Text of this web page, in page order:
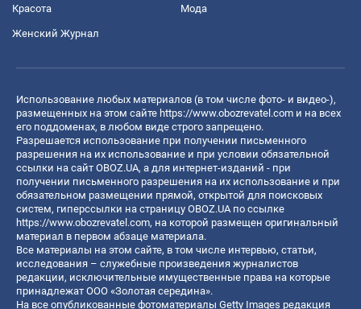
Красота Мода
Женский Журнал
Использование любых материалов (в том числе фото- и видео-),
размещенных на этом сайте https://www.obozrevatel.com и на всех
его поддоменах, в любом виде строго запрещено.
Разрешается использование при получении письменного
разрешения на их использование и при условии обязательной
ссылки на сайт OBOZ.UA, а для интернет-изданий - при
получении письменного разрешения на их использование и при
обязательном размещении прямой, открытой для поисковых
систем, гиперссылки на страницу OBOZ.UA по ссылке
https://www.obozrevatel.com, на которой размещен оригинальный
материал в первом абзаце материала.
Все материалы на этом сайте, в том числе интервью, статьи,
исследования – служебные произведения журналистов
редакции, исключительные имущественные права на которые
принадлежат ООО «Золотая середина».
На все опубликованные фотоматериалы Getty Images редакция